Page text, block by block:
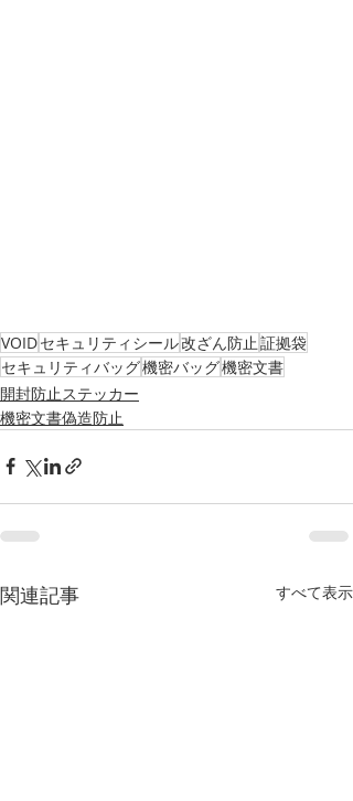
VOIDセキュリティシール改ざん防止 証拠袋
セキュリティバッグ機密バッグ機密文書
開封防止ステッカー
機密文書偽造防止
関連記事 すべて表示